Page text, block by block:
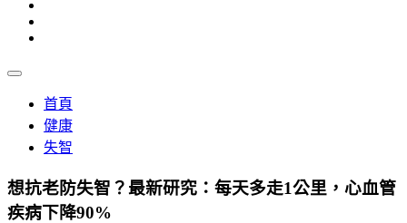
首頁
健康
失智
想抗老防失智？最新研究：每天多走1公里，心血管
疾病下降90%